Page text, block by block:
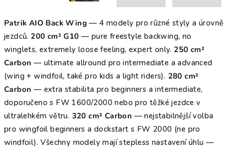
Patrik AIO Back Wing — 4 modely pro různé styly a úrovně
jezdců. 200 cm² G10 — pure freestyle backwing, no
winglets, extremely loose feeling, expert only. 250 cm²
Carbon — ultimate allround pro intermediate a advanced
(wing + windfoil, také pro kids a light riders). 280 cm²
Carbon — extra stabilita pro beginners a intermediate,
doporučeno s FW 1600/2000 nebo pro těžké jezdce v
ultralehkém větru. 320 cm² Carbon — nejstabilnější volba
pro wingfoil beginners a dockstart s FW 2000 (ne pro
windfoil). Všechny modely mají stepless nastavení úhlu —